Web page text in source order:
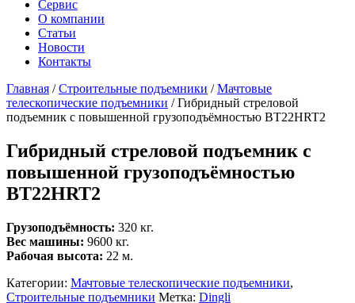
Сервис
О компании
Статьи
Новости
Контакты
Главная /Строительные подъемники /Мачтовые
телескопические подъемники /Гибридный стреловой
подъемник с повышенной грузоподъёмностью BT22HRT2
Гибридный стреловой подъемник с
повышенной грузоподъёмностью
BT22HRT2
Грузоподъёмность: 320 кг.
Вес машины: 9600 кг.
Рабочая высота: 22 м.
Категории: Мачтовые телескопические подъемники,
Строительные подъемники Метка: Dingli